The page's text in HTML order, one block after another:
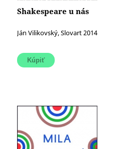
Shakespeare u nás
Ján Vilikovský, Slovart 2014